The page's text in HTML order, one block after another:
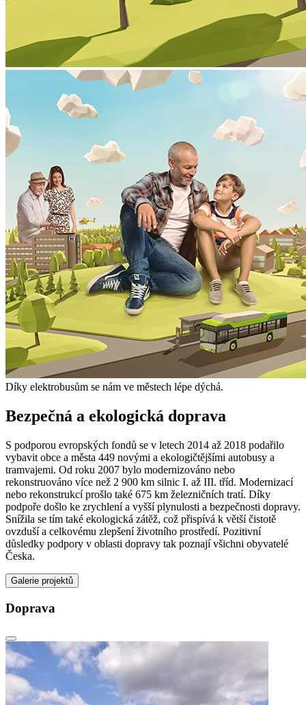
Díky elektrobusům se nám ve městech lépe dýchá.
Bezpečná a ekologická doprava
S podporou evropských fondů se v letech 2014 až 2018 podařilo
vybavit obce a města 449 novými a ekologičtějšími autobusy a
tramvajemi. Od roku 2007 bylo modernizováno nebo
rekonstruováno více než 2 900 km silnic I. až III. tříd. Modernizací
nebo rekonstrukcí prošlo také 675 km železničních tratí. Díky
podpoře došlo ke zrychlení a vyšší plynulosti a bezpečnosti dopravy.
Snížila se tím také ekologická zátěž, což přispívá k větší čistotě
ovzduší a celkovému zlepšení životního prostředí. Pozitivní
důsledky podpory v oblasti dopravy tak poznají všichni obyvatelé
Česka.
Galerie projektů
Doprava